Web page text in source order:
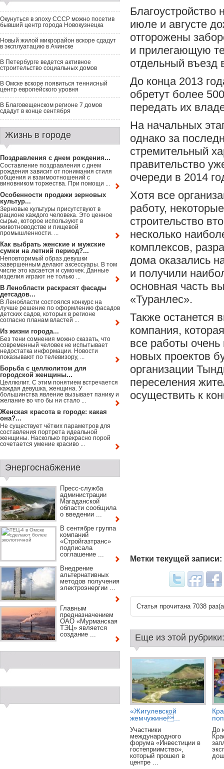
Благоустройство
июле и августе
отгорожены
и прилегающую
отдельный въезд
До конца 2013
обретут более
передать их
На начальных
однако за
стремительный
правительство
очереди в 2014
Хотя все
работу,
строительство
несколько
комплексов,
дома оказались
и получили
основная часть
«Туранлес».
Также
компания,
все работы
новых проектов
организации
переселения
осуществить к
Метки текущей записи:
Статья прочитана 7038
Еще из этой рубрики:
«Жигулевской
жемчужине...
Участники
международного
форума «Инвестиции в
гостеприимство»,
который прошел в
центре ...
До
Окунуться в эпоху СССР можно посетив
бывший центр города Новокузнецка
Новый жилой микрорайон вскоре сдадут
в эксплуатацию в Ачинске
В Петербурге ведется активное
строительство социальных домов
В Омске вскоре появиться теннисный
центр европейского уровня
В Благовещенском регионе 7 домов
сдадут в конце сентября
Жизнь в городе
Поздравления с днем рождения...
Составление поздравления с днем
рождения зависит от понимания стиля
общения и взаимоотношений с
виновником торжества. При помощи ...
Особенности продажи зерновых
культур...
Зерновые культуры присутствуют в
рационе каждого человека. Это ценное
сырье, которое используют в
животноводстве и пищевой
промышленности. ...
Как выбрать женские и мужские
сумки на летний период?...
Неповторимый образ девушки
завершенным делают аксессуары. В том
числе это касается и сумочек. Данные
изделия играют не только ...
В Ленобласти раскрасят фасады
детсадов...
В Ленобласти состоялся конкурс на
лучше решение по оформлению фасадов
детских садов, которых в регионе
согласно планам властей ...
Из жизни города...
Без тени сомнения можно сказать, что
современный человек не испытывает
недостатка информации. Новости
показывают по телевизору, ...
Борьба с целлюлитом для
городской женщины...
Целлюлит. С этим понятием встречается
каждая девушка, женщина. У
большинства явление вызывает панику и
желание во что бы ни стало ...
Женская красота в городе: какая
она?...
Не существует чётких параметров для
составления портрета идеальной
женщины. Насколько прекрасно порой
сочетается умение красиво ...
Энергоснабжение
Пресс-служба
администрации
Магаданской
области сообщила
о введении ...
В сентябре группа
компаний
«Стройгазтранс»
подписала
соглашение ...
Внедрение
альтернативных
методов получения
электроэнергии ...
Главным
предназначением
ОАО «Мурманская
ТЭЦ» является
создание ...